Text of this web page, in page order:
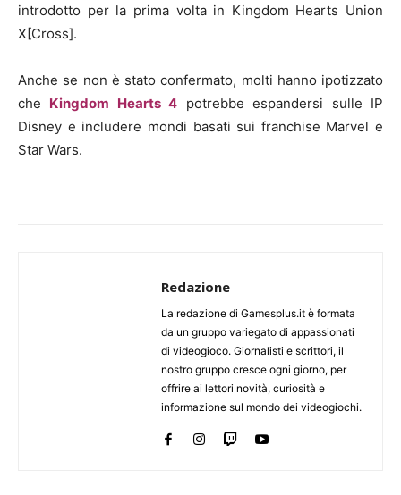
introdotto per la prima volta in Kingdom Hearts Union
X[Cross].
Anche se non è stato confermato, molti hanno ipotizzato
che Kingdom Hearts 4 potrebbe espandersi sulle IP
Disney e includere mondi basati sui franchise Marvel e
Star Wars.
Redazione
La redazione di Gamesplus.it è formata
da un gruppo variegato di appassionati
di videogioco. Giornalisti e scrittori, il
nostro gruppo cresce ogni giorno, per
offrire ai lettori novità, curiosità e
informazione sul mondo dei videogiochi.